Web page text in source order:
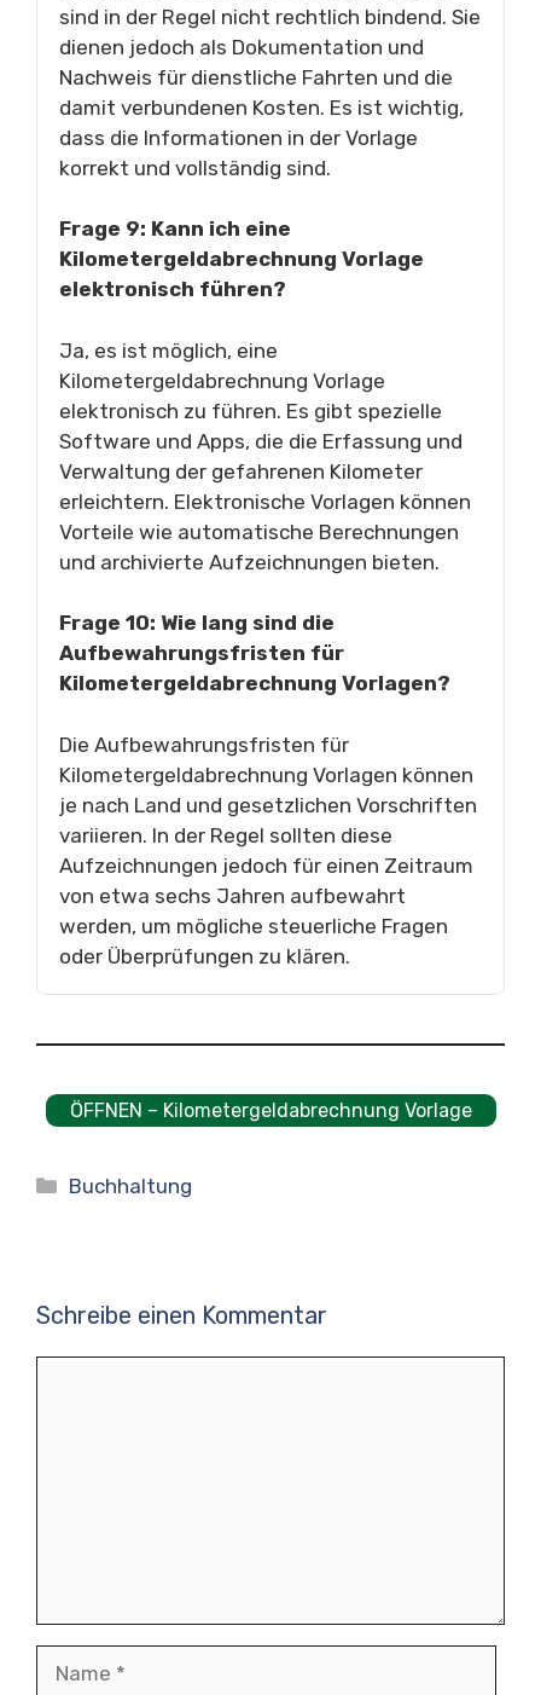
sind in der Regel nicht rechtlich bindend. Sie
dienen jedoch als Dokumentation und
Nachweis für dienstliche Fahrten und die
damit verbundenen Kosten. Es ist wichtig,
dass die Informationen in der Vorlage
korrekt und vollständig sind.
Frage 9: Kann ich eine
Kilometergeldabrechnung Vorlage
elektronisch führen?
Ja, es ist möglich, eine
Kilometergeldabrechnung Vorlage
elektronisch zu führen. Es gibt spezielle
Software und Apps, die die Erfassung und
Verwaltung der gefahrenen Kilometer
erleichtern. Elektronische Vorlagen können
Vorteile wie automatische Berechnungen
und archivierte Aufzeichnungen bieten.
Frage 10: Wie lang sind die
Aufbewahrungsfristen für
Kilometergeldabrechnung Vorlagen?
Die Aufbewahrungsfristen für
Kilometergeldabrechnung Vorlagen können
je nach Land und gesetzlichen Vorschriften
variieren. In der Regel sollten diese
Aufzeichnungen jedoch für einen Zeitraum
von etwa sechs Jahren aufbewahrt
werden, um mögliche steuerliche Fragen
oder Überprüfungen zu klären.
ÖFFNEN – Kilometergeldabrechnung Vorlage
Kategorien
Buchhaltung
Schreibe einen Kommentar